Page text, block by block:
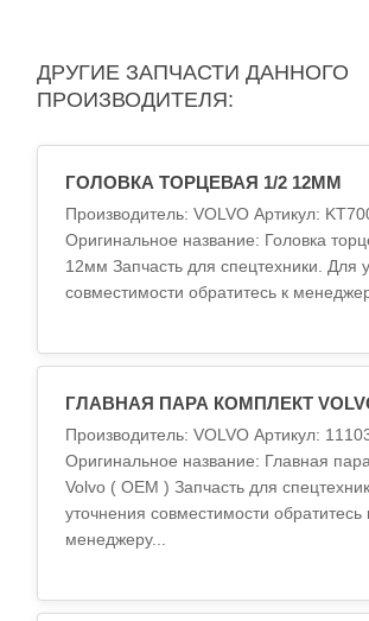
ДРУГИЕ ЗАПЧАСТИ ДАННОГО
ПРОИЗВОДИТЕЛЯ:
ГОЛОВКА ТОРЦЕВАЯ 1/2 12ММ
Производитель: VOLVO Артикул:
Оригинальное название: Головка
12мм Запчасть для спецтехники. Для уточнения
совместимости обратитесь к
ГЛАВНАЯ ПАРА КОМПЛЕКТ
Производитель: VOLVO Артикул:
Оригинальное название: Главная
Volvo ( OEM ) Запчасть для спецтехники. Для
уточнения совместимости обратитесь
менеджеру...